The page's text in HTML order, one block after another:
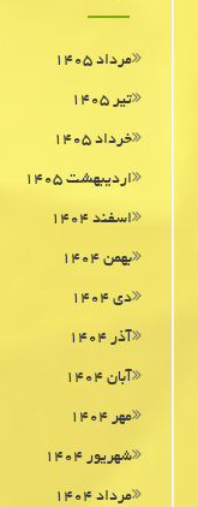
مرداد ۱۴۰۵
تیر ۱۴۰۵
خرداد ۱۴۰۵
اردیبهشت ۱۴۰۵
اسفند ۱۴۰۴
بهمن ۱۴۰۴
دی ۱۴۰۴
آذر ۱۴۰۴
آبان ۱۴۰۴
مهر ۱۴۰۴
شهریور ۱۴۰۴
مرداد ۱۴۰۴